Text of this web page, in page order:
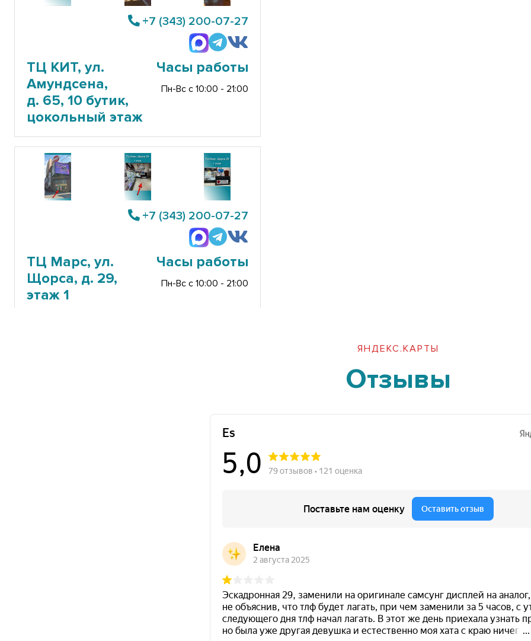
+7 (343) 200-07-27
ТЦ КИТ, ул.
Амундсена,
д. 65, 10 бутик,
цокольный этаж
Часы работы
Пн-Вс с 10:00 - 21:00
+7 (343) 200-07-27
ТЦ Марс, ул.
Щорса, д. 29,
этаж 1
Часы работы
Пн-Вс с 10:00 - 21:00
Часы работы
Пн-Вс с 10:00 - 20:00
+7 (343) 200-07-27
Часы работы
ЯНДЕКС.КАРТЫ
Отзывы